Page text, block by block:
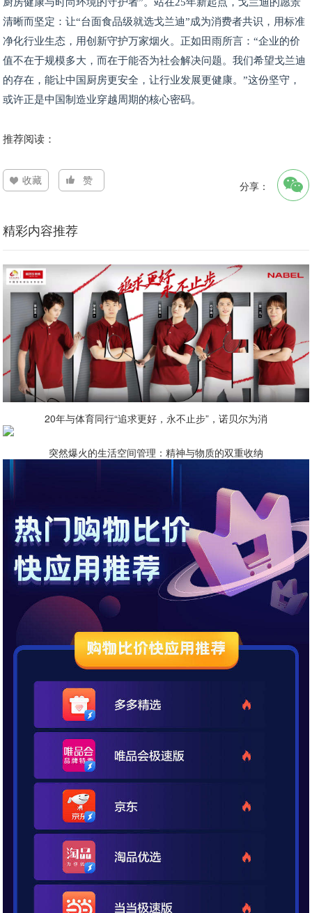
清晰而坚定：让“台面食品级就选戈兰迪”成为消费者共识，用标准
净化行业生态，用创新守护万家烟火。正如田雨所言：“企业的价
值不在于规模多大，而在于能否为社会解决问题。我们希望戈兰迪
的存在，能让中国厨房更安全，让行业发展更健康。”这份坚守，
或许正是中国制造业穿越周期的核心密码。
推荐阅读：
收藏 赞 分享：
精彩内容推荐
20年与体育同行“追求更好，永不止步”，诺贝尔为消
突然爆火的生活空间管理：精神与物质的双重收纳